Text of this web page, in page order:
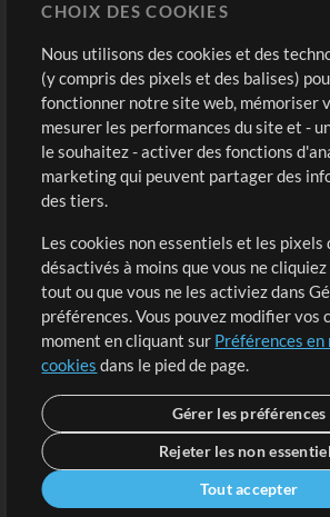
Modèles ProPresenter
Sons
Boutique
Acheter des crédits
Contenu gratuit
Demander les pistes
Extras
Sessions
Soumettre votre contenu
Listes de lecture
Conférence MT
Compte
Connexion
S'inscrire
CHOIX DES COOKIES
Nous utilisons des cookies et des
(y compris des pixels et des balises)
fonctionner notre site web, mémoriser
mesurer les performances du site et -
le souhaitez - activer des fonctions
marketing qui peuvent partager des
des tiers.
Les cookies non essentiels et les pixels
désactivés à moins que vous ne
tout ou que vous ne les activiez dans
préférences. Vous pouvez modifier vos
moment en cliquant sur Préférences
cookies dans le pied de page.
Gérer les préférences
Rejeter les non
Tout accepter